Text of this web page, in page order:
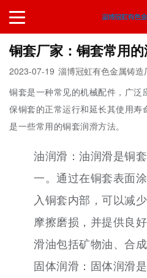
铜套厂家：铜套常用
2023-07-19 淄博冠虹有色金属铸造
铜套是一种常见的机械配件，广泛
保铜套的正常运行和延长其使用
是一些常用的铜套润滑方法。
油润滑：油润滑是铜
一。通过在铜套表面
入铜套内部，可以减
摩擦磨损，并提供良
滑油包括矿物油、合
固体润滑：固体润滑